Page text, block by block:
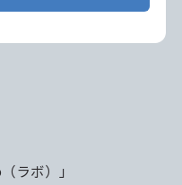
ラボ）」